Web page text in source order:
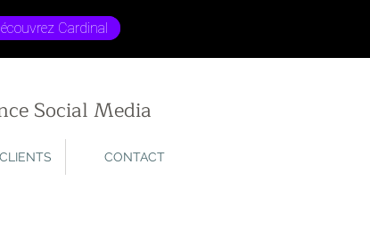
Cardinal
Social Media
CLIENTS CONTACT